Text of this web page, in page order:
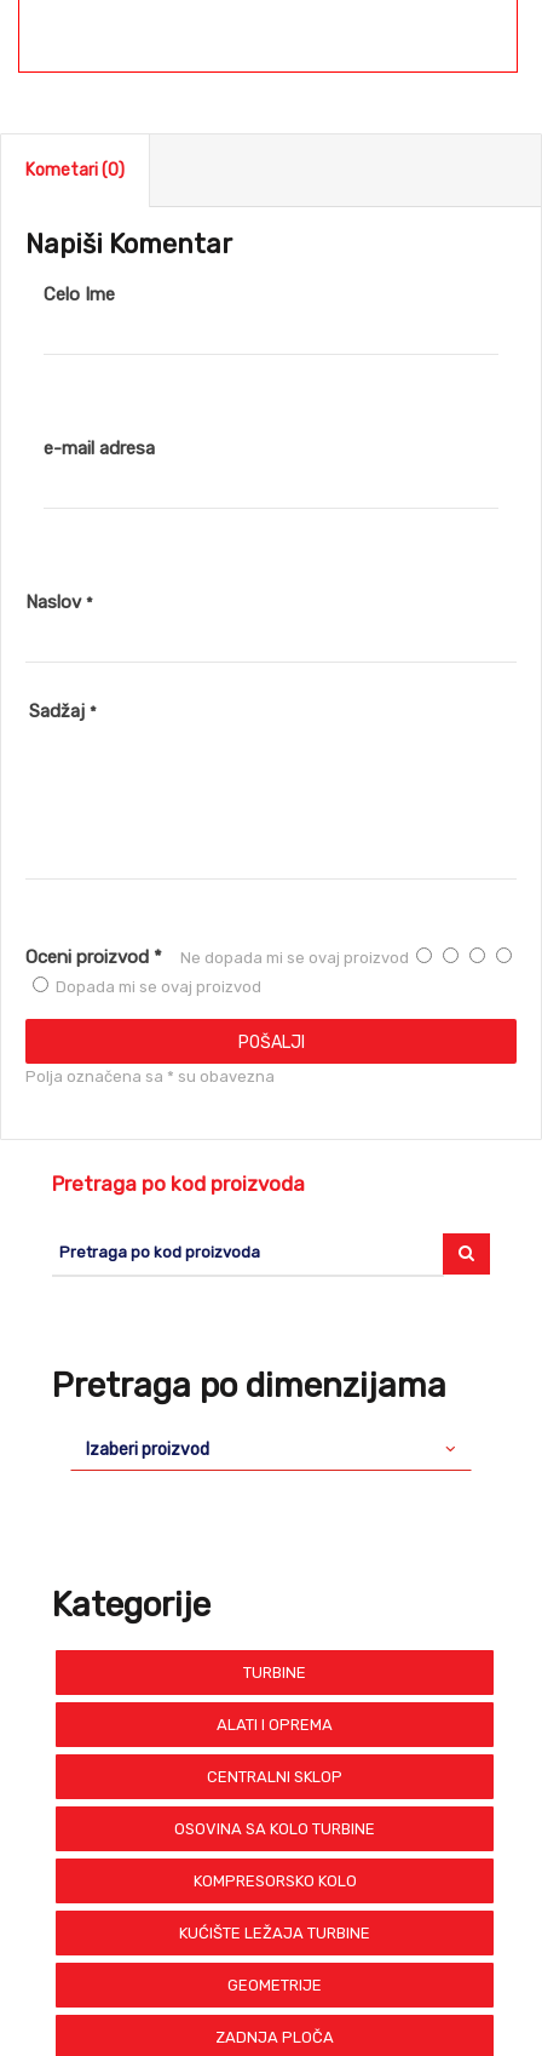
Pretraga po kod proizvoda
Pretraga po dimenzijama
Izaberi proizvod
Kategorije
TURBINE
ALATI I OPREMA
CENTRALNI SKLOP
OSOVINA SA KOLO TURBINE
KOMPRESORSKO KOLO
KUĆIŠTE LEŽAJA TURBINE
GEOMETRIJE
ZADNJA PLOČA
Kometari (0)
Napiši Komentar
Celo Ime
e-mail adresa
Naslov *
Sadžaj *
Oceni proizvod * Ne dopada mi se ovaj proizvod
Dopada mi se ovaj proizvod
POŠALJI
Polja označena sa * su obavezna